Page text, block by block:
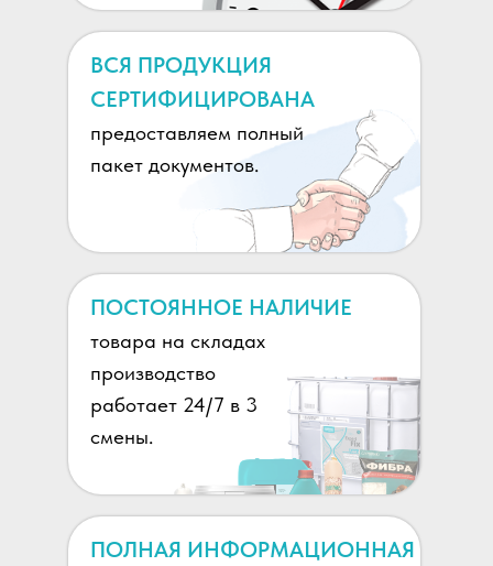
ПОСТОЯННОЕ НАЛИЧИЕ
товара на складах
производство
работает 24/7 в 3
смены.
ПОЛНАЯ ИНФОРМАЦИОННАЯ
ВСЯ ПРОДУКЦИЯ
СЕРТИФИЦИРОВАНА
предоставляем полный
пакет документов.